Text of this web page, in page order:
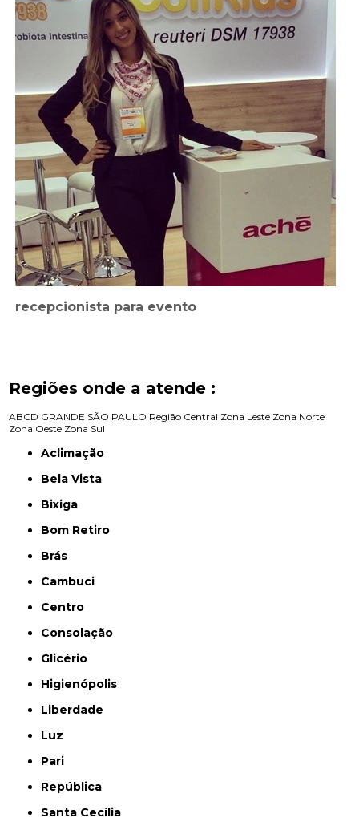
recepcionista para evento
Regiões onde a atende :
ABCD GRANDE SÃO PAULO Região Central Zona Leste Zona Norte
Zona Oeste Zona Sul
Aclimação
Bela Vista
Bixiga
Bom Retiro
Brás
Cambuci
Centro
Consolação
Glicério
Higienópolis
Liberdade
Luz
Pari
República
Santa Cecília